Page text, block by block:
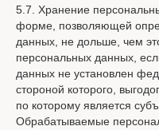
5.7. Хранение
форме, позволяющей
данных, не дольше, чем
персональных данных,
данных не установлен
стороной которого,
по которому является
Обрабатываемые